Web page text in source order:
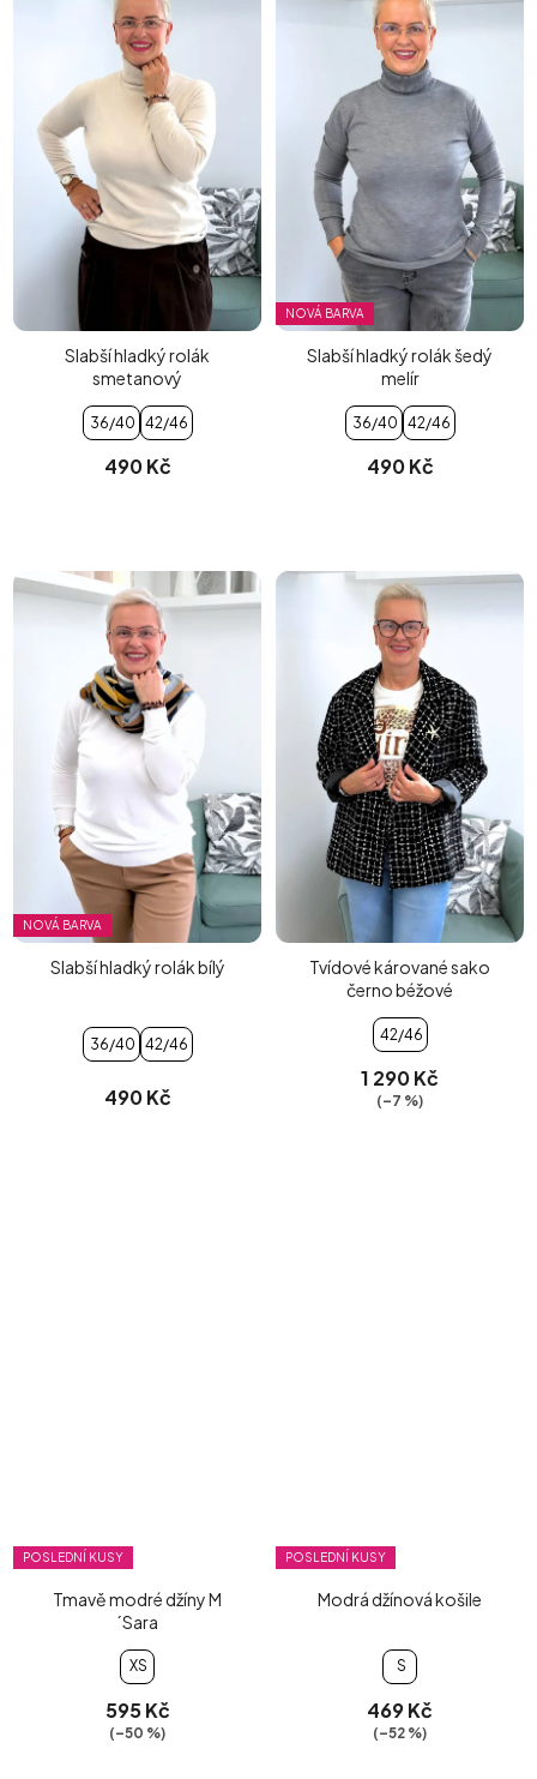
Slabší hladký rolák
smetanový
36/40 42/46
490 Kč
NOVÁ BARVA
Slabší hladký rolák šedý
melír
36/40 42/46
490 Kč
NOVÁ BARVA
Slabší hladký rolák bílý
36/40 42/46
490 Kč
Tvídové kárované sako
černo béžové
42/46
1 290 Kč
(–7 %)
POSLEDNÍ KUSY
Tmavě modré džíny M
´Sara
XS
595 Kč
(–50 %)
POSLEDNÍ KUSY
Modrá džínová košile
S
469 Kč
(–52 %)